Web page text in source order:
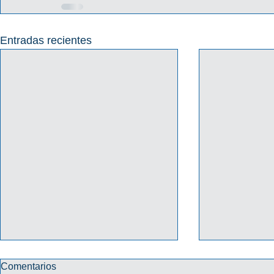
Entradas recientes
Comentarios